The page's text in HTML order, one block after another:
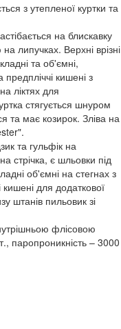
з утепленої куртки та
на блискавку
липучках. Верхні врізні
та об'ємні,
кишені з
ліктях для
стягується шнуром
та має козирок. Зліва на
та гульфік на
стрічка, є шльовки під
об'ємні на стегнах з
для додаткової
штанів пильовик зі
флісовою
паропроникність – 3000